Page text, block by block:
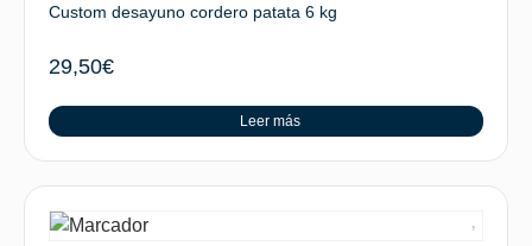
Custom desayuno cordero patata 6 kg
29,50€
Leer más